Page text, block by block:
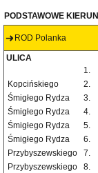
PODSTAWOWE
ROD Polanka
ULICA
1.
Kopcińskiego
2.
Śmigłego Rydza
3.
Śmigłego Rydza
4.
Śmigłego Rydza
5.
Śmigłego Rydza
6.
Przybyszewskiego
7.
Przybyszewskiego
8.